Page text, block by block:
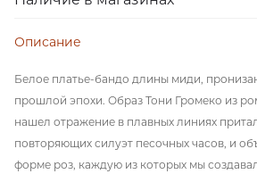
Описание
Белое платье-бандо длины миди,
прошлой эпохи. Образ Тони Громеко из
нашел отражение в плавных линиях
повторяющих силуэт песочных часов, и
форме роз, каждую из которых мы